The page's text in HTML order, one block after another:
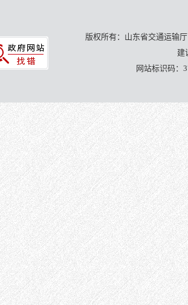
版权所有：山东省交通运输
建
网站标识码：